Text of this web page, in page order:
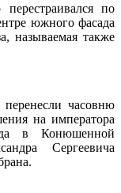
по
южного фасада
называемая также
часовню
на императора
в Конюшенной
Сергеевича